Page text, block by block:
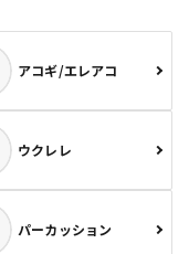
アコギ/エレアコ
ウクレレ
パーカッション